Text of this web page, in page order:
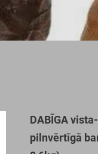
DABĪGA
pilnvērtīgā